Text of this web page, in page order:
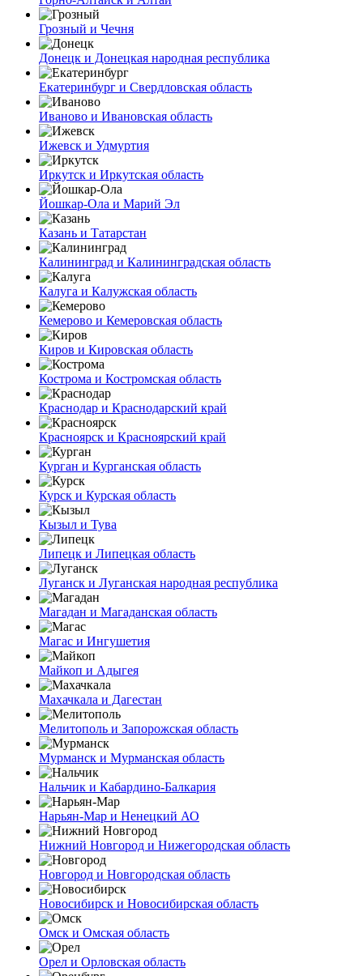
Грозный и Чечня
Донецк и Донецкая народная республика
Екатеринбург и Свердловская область
Иваново и Ивановская область
Ижевск и Удмуртия
Иркутск и Иркутская область
Йошкар-Ола и Марий Эл
Казань и Татарстан
Калининград и Калининградская область
Калуга и Калужская область
Кемерово и Кемеровская область
Киров и Кировская область
Кострома и Костромская область
Краснодар и Краснодарский край
Красноярск и Красноярский край
Курган и Курганская область
Курск и Курская область
Кызыл и Тува
Липецк и Липецкая область
Луганск и Луганская народная республика
Магадан и Магаданская область
Магас и Ингушетия
Майкоп и Адыгея
Махачкала и Дагестан
Мелитополь и Запорожская область
Мурманск и Мурманская область
Нальчик и Кабардино-Балкария
Нарьян-Мар и Ненецкий АО
Нижний Новгород и Нижегородская область
Новгород и Новгородская область
Новосибирск и Новосибирская область
Омск и Омская область
Орел и Орловская область